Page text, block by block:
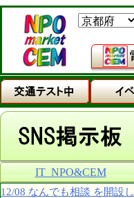
IT_NPO&CEM
12/08 なんでも相談 を開設し